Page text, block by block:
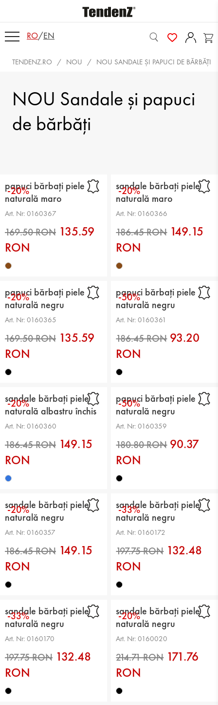
RO/EN
TENDENZ.RO NOU NOU SANDALE ŞI PAPUCI DE BĂRBĂȚI
NOU Sandale şi papuci
de bărbăți
-20%
papuci bărbați piele
naturală maro
Art. Nr: 0160367
169.50 RON
135.59
RON
-20%
sandale bărbați piele
naturală maro
Art. Nr: 0160366
186.45 RON
149.15
RON
-20%
papuci bărbați piele
naturală negru
Art. Nr: 0160365
169.50 RON
135.59
RON
-50%
papuci bărbați piele
naturală negru
Art. Nr: 0160361
186.45 RON
93.20
RON
-20%
sandale bărbați piele
naturală albastru închis
Art. Nr: 0160360
186.45 RON
149.15
RON
-50%
papuci bărbați piele
naturală negru
Art. Nr: 0160359
180.80 RON
90.37
RON
-20%
sandale bărbați piele
naturală negru
Art. Nr: 0160357
186.45 RON
149.15
RON
-33%
sandale bărbați piele
naturală negru
Art. Nr: 0160172
132.48
RON
-33%
sandale bărbați piele
naturală negru
Art. Nr: 0160170
132.48
RON
-20%
sandale bărbați piele
naturală negru
Art. Nr: 0160020
171.76
RON